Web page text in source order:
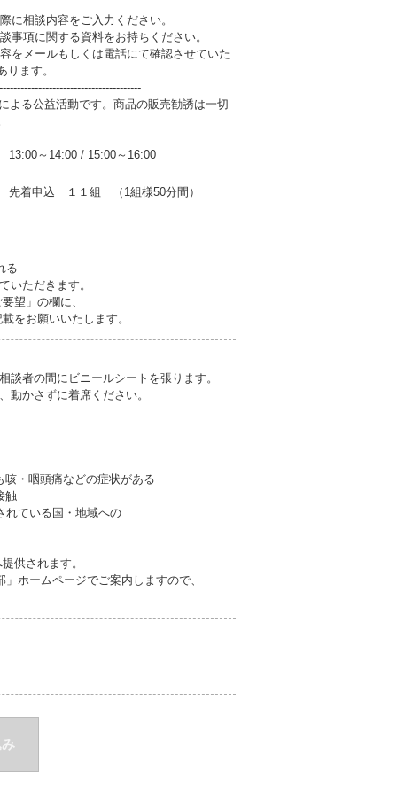
に相談内容をご入力ください。
事項に関する資料をお持ちください。
をメールもしくは電話にて確認させていた
ります。
よる公益活動です。商品の販売勧誘は一切
13:00～14:00 / 15:00～16:00
先着申込 １１組 （1組様50分間）
る
いただきます。
望」の欄に、
をお願いいたします。
談者の間にビニールシートを張ります。
動かさずに着席ください。
・咽頭痛などの症状がある
触
れている国・地域への
供されます。
ホームページでご案内しますので、